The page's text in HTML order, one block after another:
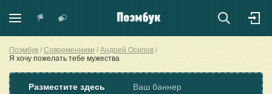
Поэмбук Современники
Андрей Осипов
Я хочу пожелать тебе мужества
Разместите здесь
Ваш баннер